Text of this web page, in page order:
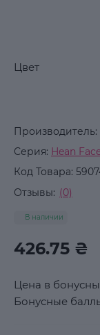
Производитель:
Серия: Hean
Код Товара:
Отзывы: (0)
В наличии
Цвет
426.75 ₴
Цена в
Бонусные